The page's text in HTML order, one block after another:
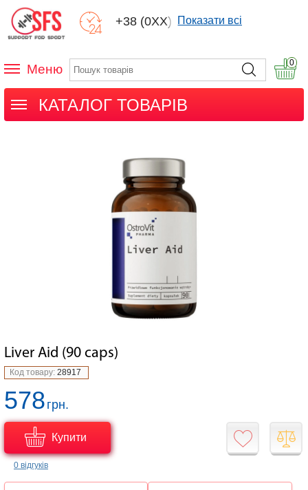
+38 (0XX) XXXПоказати всі
Меню 0
КАТАЛОГ ТОВАРІВ
Liver Aid (90 caps)
Код товару: 28917
578грн.
Купити
0 відгуків